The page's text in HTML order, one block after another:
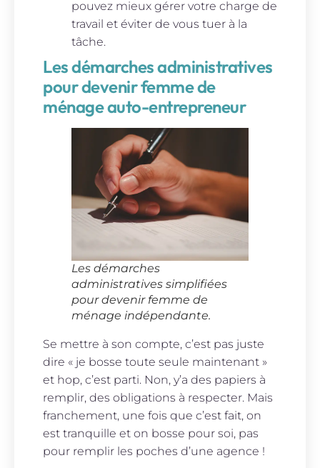
pouvez mieux gérer votre charge de
travail et éviter de vous tuer à la
tâche.
Les démarches administratives
pour devenir femme de
ménage auto-entrepreneur
Les démarches
administratives simplifiées
pour devenir femme de
ménage indépendante.
Se mettre à son compte, c’est pas juste
dire « je bosse toute seule maintenant »
et hop, c’est parti. Non, y’a des papiers à
remplir, des obligations à respecter. Mais
franchement, une fois que c’est fait, on
est tranquille et on bosse pour soi, pas
pour remplir les poches d’une agence !